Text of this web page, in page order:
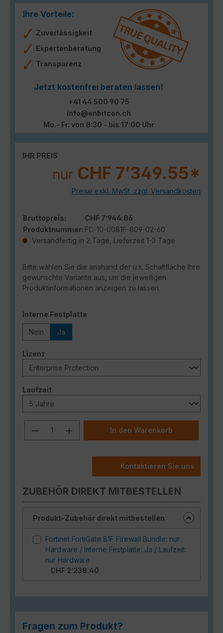
Ihre Vorteile:
Zuverlässigkeit
Expertenberatung
Transparenz
Jetzt kostenfrei beraten lassen!
+41 44 500 90 75
info@enbitcon.ch
Mo.- Fr. von 8:30 - bis 17:00 Uhr
IHR PREIS
nur CHF 7’349.55*
Preise exkl. MwSt. zzgl. Versandkosten
Bruttopreis:
CHF 7’944.86
Produktnummer: FC-10-0081F-809-02-60
Versandfertig in 2 Tage, Lieferzeit 1-3 Tage
Bitte wählen Sie die anahand der u.s. Schaltfläche Ihre
gewünschte Variante aus, um die jeweiligen
Produktinformationen anzeigen zu lassen.
Interne Festplatte
Nein Ja
Lizenz
Laufzeitauswählen
Produkt Anzahl: Gib den
In den Warenkorb
Kontaktieren Sie uns
ZUBEHÖR DIREKT MITBESTELLEN
Produkt-Zubehör direkt mitbestellen
Fortinet FortiGate 81F Firewall Bundle: nur
Hardware / Interne Festplatte: Ja / Laufzeit:
nur Hardware
CHF 2’238.40
Fragen zum Produkt?